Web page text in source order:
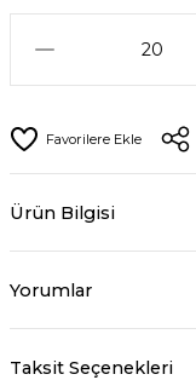
Ürün Bilgisi
Yorumlar
Taksit Seçenekleri